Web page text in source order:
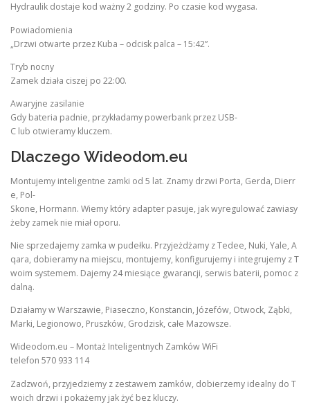
Hydraulik dostaje kod ważny 2 godziny. Po czasie kod wygasa.
Powiadomienia
„Drzwi otwarte przez Kuba – odcisk palca – 15:42”.
Tryb nocny
Zamek działa ciszej po 22:00.
Awaryjne zasilanie
Gdy bateria padnie, przykładamy powerbank przez USB-
C lub otwieramy kluczem.
Dlaczego Wideodom.eu
Montujemy inteligentne zamki od 5 lat. Znamy drzwi Porta, Gerda, Dierr
e, Pol-
Skone, Hormann. Wiemy który adapter pasuje, jak wyregulować zawiasy
żeby zamek nie miał oporu.
Nie sprzedajemy zamka w pudełku. Przyjeżdżamy z Tedee, Nuki, Yale, A
qara, dobieramy na miejscu, montujemy, konfigurujemy i integrujemy z T
woim systemem. Dajemy 24 miesiące gwarancji, serwis baterii, pomoc z
dalną.
Działamy w Warszawie, Piaseczno, Konstancin, Józefów, Otwock, Ząbki,
Marki, Legionowo, Pruszków, Grodzisk, całe Mazowsze.
Wideodom.eu – Montaż Inteligentnych Zamków WiFi
telefon 570 933 114
Zadzwoń, przyjedziemy z zestawem zamków, dobierzemy idealny do T
woich drzwi i pokażemy jak żyć bez kluczy.